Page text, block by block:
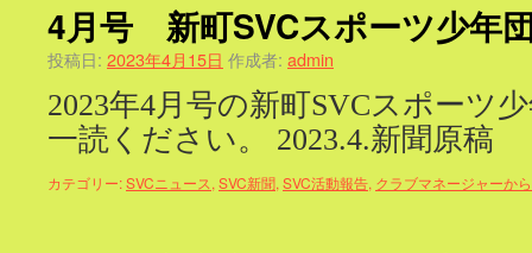
4月号 新町SVCスポーツ少年
投稿日: 2023年4月15日 作成者: admin
2023年4月号の新町SVCスポーツ
一読ください。 2023.4.新聞原稿
カテゴリー:SVCニュース, SVC新聞, SVC活動報告, クラブマネージャーから